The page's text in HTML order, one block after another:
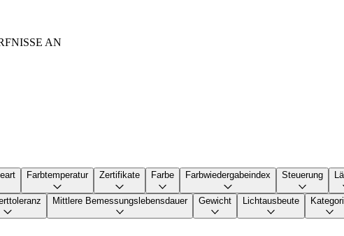
AN
Farbtemperatur Zertifikate Farbe Farbwiedergabeindex Steuerung
Mittlere Bemessungslebensdauer Gewicht Lichtausbeute